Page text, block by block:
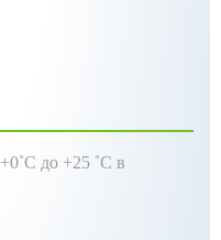
+0˚С до +25 ˚С в